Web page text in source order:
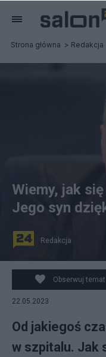
Strona główna Redakcja
(Jerzy Stuhr. Fot.
Wiemy, jak
Jego syn
Redakcja
Obserwuj temat
22.05.2023
Od jakiegoś
w szpitalu. Jak